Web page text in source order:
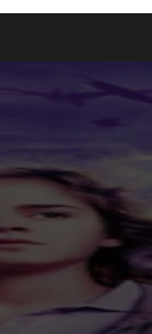
Поттер и
и 4к, хороший